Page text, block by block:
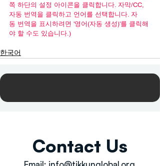
쪽 하단의 설정 아이콘을 클릭합니다. 자막/CC,
자동 번역을 클릭하고 언어를 선택합니다. 자
동 번역을 표시하려면 '영어(자동 생성)'를 클릭해
야 할 수도 있습니다.)
한국어
Contact Us